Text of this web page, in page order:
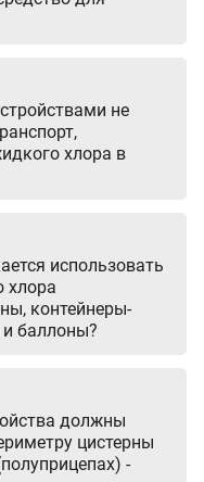
не
хлора в
использовать
хлора
контейнеры-
и баллоны?
должны
цистерны
-